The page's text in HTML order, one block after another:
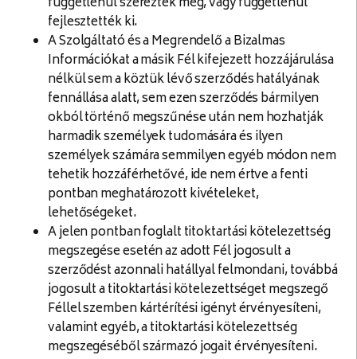
fejlesztették ki.
A Szolgáltató és a Megrendelő a Bizalmas
Információkat a másik Fél kifejezett hozzájárulása
nélkül sem a köztük lévő szerződés hatályának
fennállása alatt, sem ezen szerződés bármilyen
okból történő megszűnése után nem hozhatják
harmadik személyek tudomására és ilyen
személyek számára semmilyen egyéb módon nem
tehetik hozzáférhetővé, ide nem értve a fenti
pontban meghatározott kivételeket,
lehetőségeket.
A jelen pontban foglalt titoktartási kötelezettség
megszegése esetén az adott Fél jogosult a
szerződést azonnali hatállyal felmondani, továbbá
jogosult a titoktartási kötelezettséget megszegő
Féllel szemben kártérítési igényt érvényesíteni,
valamint egyéb, a titoktartási kötelezettség
megszegéséből származó jogait érvényesíteni.